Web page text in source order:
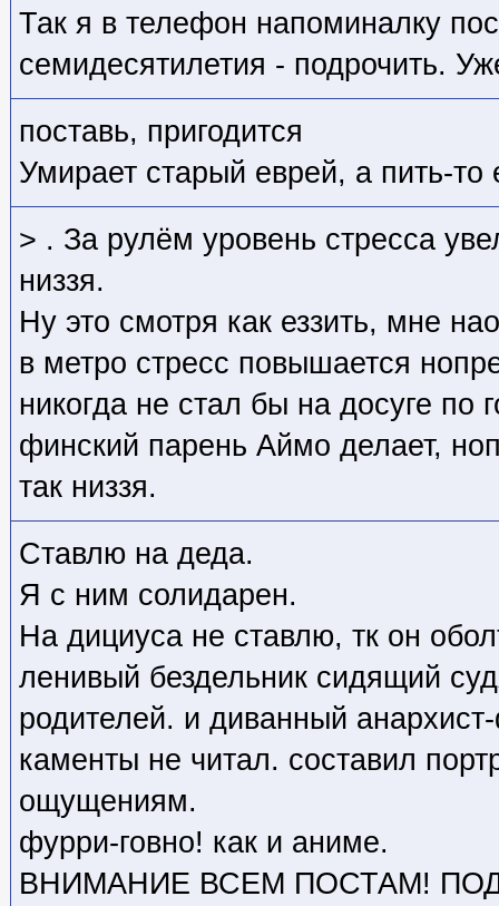
Так я в телефон напоминалку
семидесятилетия - подрочить.
поставь, пригодится
Умирает старый еврей, а пить-то
> . За рулём уровень стресса
низзя.
Ну это смотря как еззить, мне
в метро стресс повышается
никогда не стал бы на досуге по
финский парень Аймо делает,
так низзя.
Ставлю на деда.
Я с ним солидарен.
На дициуса не ставлю, тк он
ленивый бездельник сидящий
родителей. и диванный
каменты не читал. составил
ощущениям.
фурри-говно! как и аниме.
ВНИМАНИЕ ВСЕМ ПОСТАМ!